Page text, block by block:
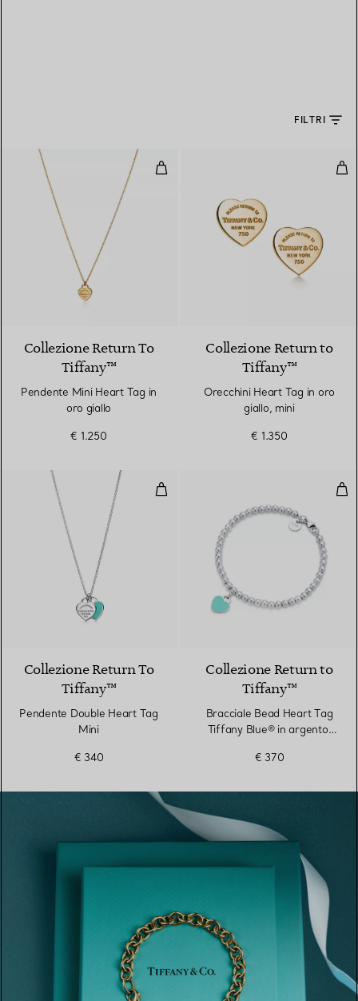
FILTRI
Pendente Mini Heart Tag in oro
Collezione Return To
Tiffany™
Pendente Mini Heart Tag in
oro giallo
€ 1.250
Collezione Return to
Tiffany™
Orecchini Heart Tag in oro
giallo, mini
€ 1.350
Pendente Double Heart Tag Mini
Collezione Return To
Tiffany™
Pendente Double Heart Tag
Mini
€ 340
Collezione Return to
Tiffany™
Bracciale Bead Heart Tag
Tiffany Blue® in argento,
€ 370